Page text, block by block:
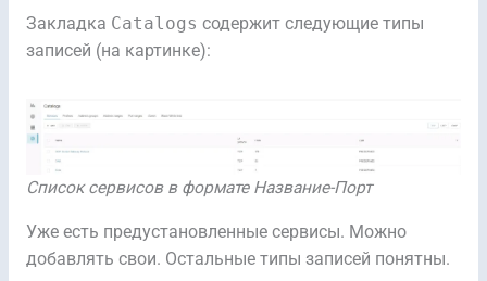
Закладка Catalogs содержит следующие типы
записей (на картинке):
Cписок сервисов в формате Название-Порт
Уже есть предустановленные сервисы. Можно
добавлять свои. Остальные типы записей понятны.